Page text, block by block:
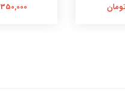
350,000 تومان